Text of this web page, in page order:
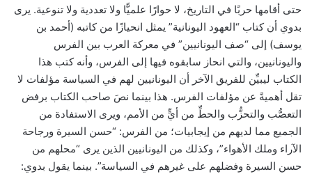
حتى أقامها حربًا في التاريخ، لا حوارًا علميًّا ولا تعددية ولا تنوعية. يرى
بدوي أن كتاب “العهود اليونانية” يمثل انحيازًا من كاتبه (أحمد بن
يوسف) إلى “صف اليونانيين” في معركة العرب بين الفرس
واليونانيين، والتي انحاز سابقوه فيها إلى الفرس، وأنه كتب هذا
الكتاب ليبيِّن للفريق الآخر أن اليونانيين لهم في السياسة مؤلفات لا
تقل أهميةً عن مؤلفات الفرس. هذا بينما نصَ صاحب الكتاب برفض
التعصُّب والتحزُّب والحطِّ من أيٍّ من الأمم، ويرى الاستفادة من
الجميع مما لديهم من إيجابيات؛ من الفرس: “حسن السيرة ورجاحة
الآراء وملك الأهواء”، وكذلك من اليونانيين الذين يرى “محلهم من
حسن السيرة وفضلهم على غيرهم في السياسة”. بينما يقول بدوي: